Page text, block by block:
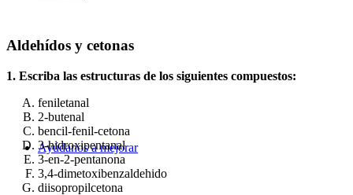
Ayúdanos a mejorar
Aldehídos y cetonas
1. Escriba las estructuras de los siguientes compuestos:
feniletanal
2-butenal
bencil-fenil-cetona
3-hidroxipentanal
3-en-2-pentanona
3,4-dimetoxibenzaldehido
diisopropilcetona